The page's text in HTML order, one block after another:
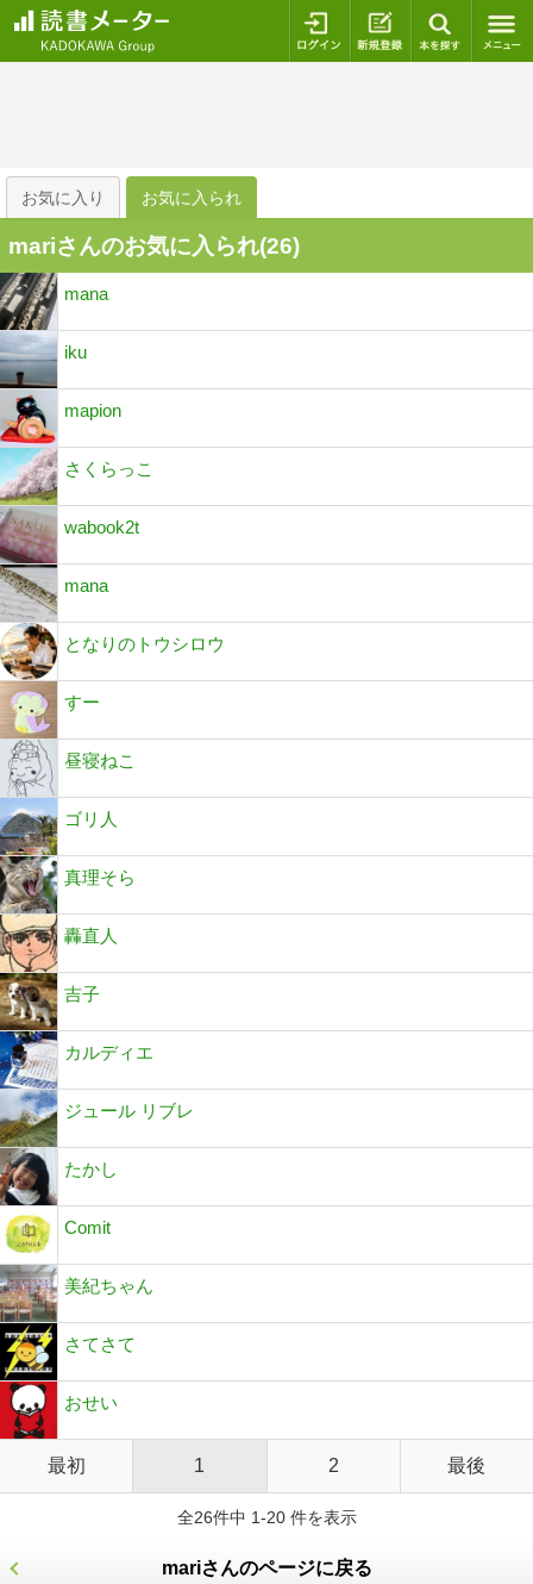
ログイン 新規登録
お気に入り お気に入られ
mariさんのお気に入られ(26)
mana
iku
mapion
さくらっこ
wabook2t
mana
となりのトウシロウ
すー
昼寝ねこ
ゴリ人
真理そら
轟直人
吉子
カルディエ
ジュール リブレ
たかし
Comit
美紀ちゃん
さてさて
おせい
最初 1 2 最後
全26件中 1-20 件を表示
mariさんのページに戻る